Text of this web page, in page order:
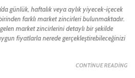
günlük, haftalık veya aylık yiyecek-içecek
farklı market zincirleri bulunmaktadır.
market zincirlerini detaylı bir şekilde
fiyatlarla nerede gerçekleştirebileceğinizi
CONTINUE READING